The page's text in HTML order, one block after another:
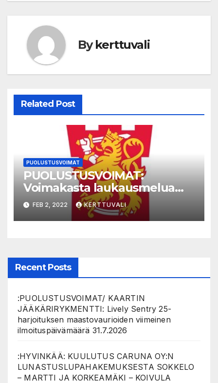
Bykerttuvali
Related Post
PUOLUSTUSVOIMAT
PUOLUSTUSVOIMAT:
Voimakasta laukausmelua
Hätilän ampuma- ja
harjoitusalueella
FEB 2, 2022 KERTTUVALI
Recent Posts
:PUOLUSTUSVOIMAT/ KAARTIN
JÄÄKÄRIRYKMENTTI: Lively Sentry 25-
harjoituksen maastovaurioiden viimeinen
ilmoituspäivämäärä 31.7.2026
:HYVINKÄÄ: KUULUTUS CARUNA OY:N
LUNASTUSLUPAHAKEMUKSESTA SOKKELO
– MARTTI JA KORKEAMÄKI – KOIVULA